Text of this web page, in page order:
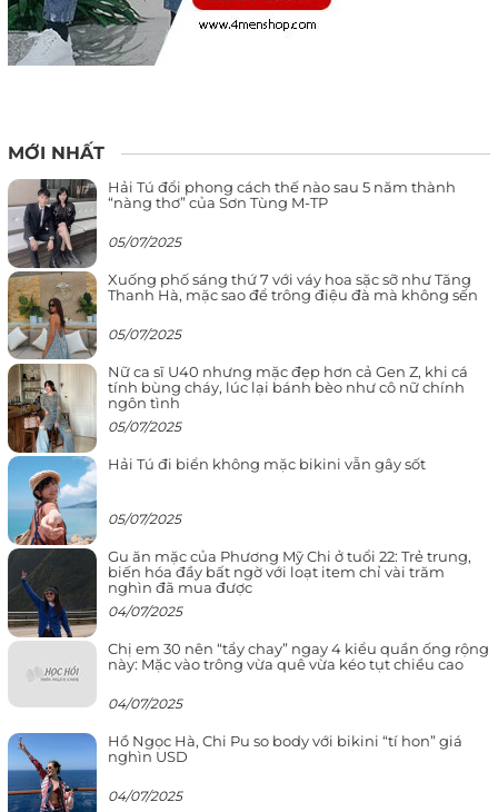
MỚI NHẤT
Hải Tú đổi phong cách thế nào sau 5 năm thành
“nàng thơ” của Sơn Tùng M-TP
05/07/2025
Xuống phố sáng thứ 7 với váy hoa sặc sỡ như Tăng
Thanh Hà, mặc sao để trông điệu đà mà không sến
05/07/2025
Nữ ca sĩ U40 nhưng mặc đẹp hơn cả Gen Z, khi cá
tính bùng cháy, lúc lại bánh bèo như cô nữ chính
ngôn tình
05/07/2025
Hải Tú đi biển không mặc bikini vẫn gây sốt
05/07/2025
Gu ăn mặc của Phương Mỹ Chi ở tuổi 22: Trẻ trung,
biến hóa đầy bất ngờ với loạt item chỉ vài trăm
nghìn đã mua được
04/07/2025
Chị em 30 nên “tẩy chay” ngay 4 kiểu quần ống rộng
này: Mặc vào trông vừa quê vừa kéo tụt chiều cao
04/07/2025
Hồ Ngọc Hà, Chi Pu so body với bikini “tí hon” giá
nghìn USD
04/07/2025